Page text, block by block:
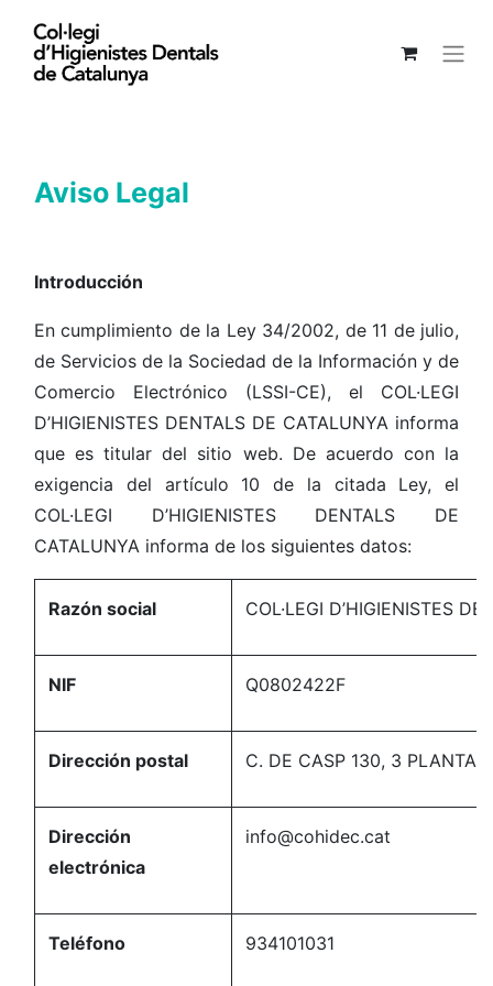
Aviso Legal
Introducción
En cumplimiento de la Ley 34/2002, de 11 de julio,
de Servicios de la Sociedad de la Información y de
Comercio Electrónico (LSSI-CE), el COL·LEGI
D’HIGIENISTES DENTALS DE CATALUNYA informa
que es titular del sitio web. De acuerdo con la
exigencia del artículo 10 de la citada Ley, el
COL·LEGI D’HIGIENISTES DENTALS DE
CATALUNYA informa de los siguientes datos:
Razón social COL·LEGI D’HIGIENISTES
NIF Q0802422F
Dirección postal C. DE CASP 130, 3 PLANTA,
Dirección
electrónica
info@cohidec.cat
Teléfono 934101031